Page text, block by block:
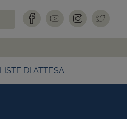
LISTE DI ATTESA